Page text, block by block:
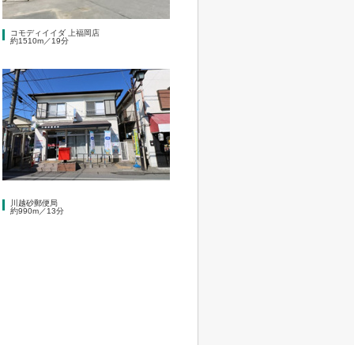
コモディイイダ 上福岡店
約1510m／19分
川越砂郵便局
約990m／13分